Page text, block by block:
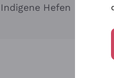
Indigene Hefen